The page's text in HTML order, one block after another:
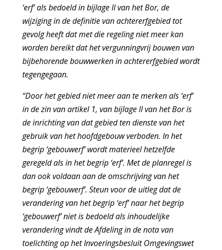
‘erf’ als bedoeld in bijlage II van het Bor, de
wijziging in de definitie van achtererfgebied tot
gevolg heeft dat met die regeling niet meer kan
worden bereikt dat het vergunningvrij bouwen van
bijbehorende bouwwerken in achtererfgebied wordt
tegengegaan.
“Door het gebied niet meer aan te merken als ‘erf’
in de zin van artikel 1, van bijlage II van het Bor is
de inrichting van dat gebied ten dienste van het
gebruik van het hoofdgebouw verboden. In het
begrip ‘gebouwerf’ wordt materieel hetzelfde
geregeld als in het begrip ‘erf’. Met de planregel is
dan ook voldaan aan de omschrijving van het
begrip ‘gebouwerf’. Steun voor de uitleg dat de
verandering van het begrip ‘erf’ naar het begrip
‘gebouwerf’ niet is bedoeld als inhoudelijke
verandering vindt de Afdeling in de nota van
toelichting op het Invoeringsbesluit Omgevingswet